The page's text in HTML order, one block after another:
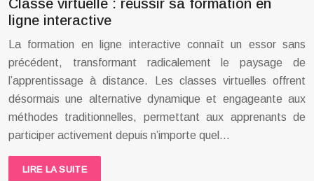
Classe virtuelle : réussir sa formation en
ligne interactive
La formation en ligne interactive connaît un essor sans
précédent, transformant radicalement le paysage de
l’apprentissage à distance. Les classes virtuelles offrent
désormais une alternative dynamique et engageante aux
méthodes traditionnelles, permettant aux apprenants de
participer activement depuis n’importe quel…
LIRE LA SUITE